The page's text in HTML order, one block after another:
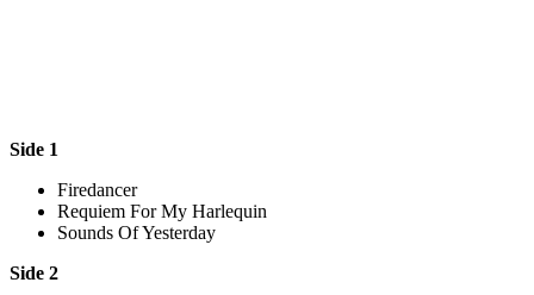
Side 1
Firedancer
Requiem For My Harlequin
Sounds Of Yesterday
Side 2